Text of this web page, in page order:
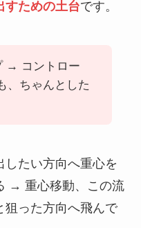
すための土台です。
→ コントロー
、ちゃんとした
たい方向へ重心を
→ 重心移動、この流
狙った方向へ飛んで